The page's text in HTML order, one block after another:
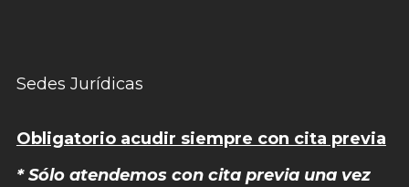
Sedes Jurídicas
Obligatorio acudir siempre con cita previa
* Sólo atendemos con cita previa una vez